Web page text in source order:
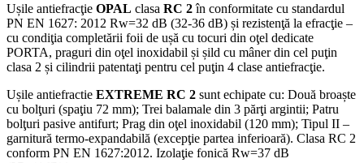
Ușile antiefracţie OPAL clasa RC 2în conformitate cu standardul
PN EN 1627: 2012 Rw=32 dB (32-36 dB) și rezistenţă la efracţie –
cu condiţia completării foii de ușă cu tocuri din oţel dedicate
PORTA, praguri din oţel inoxidabil și șild cu mâner din cel puţin
clasa 2 și cilindrii patentaţi pentru cel puţin 4 clase antiefracţie.
Ușile antiefractie EXTREME RC 2 sunt echipate cu: Două broaște
cu bolţuri (spaţiu 72 mm); Trei balamale din 3 părţi argintii; Patru
bolţuri pasive antifurt; Prag din oţel inoxidabil (120 mm); Tipul II –
garnitură termo-expandabilă (excepţie partea inferioară). Clasa RC 2
conform PN EN 1627:2012. Izolaţie fonică Rw=37 dB